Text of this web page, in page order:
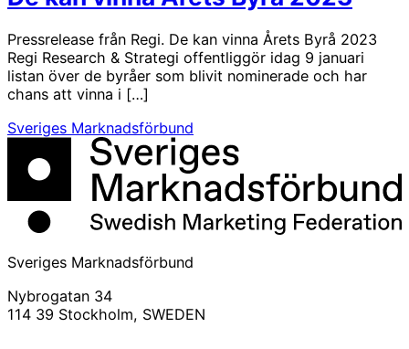
Pressrelease från Regi. De kan vinna Årets Byrå 2023
Regi Research & Strategi offentliggör idag 9 januari
listan över de byråer som blivit nominerade och har
chans att vinna i […]
Sveriges Marknadsförbund
Sveriges Marknadsförbund
Nybrogatan 34
114 39 Stockholm, SWEDEN